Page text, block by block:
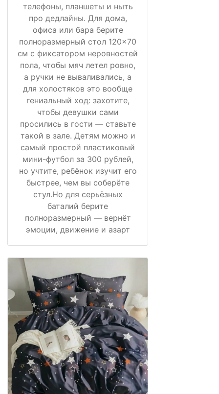
телефоны, планшеты и ныть
про дедлайны. Для дома,
офиса или бара берите
полноразмерный стол 120×70
см с фиксатором неровностей
пола, чтобы мяч летел ровно,
а ручки не вываливались, а
для холостяков это вообще
гениальный ход: захотите,
чтобы девушки сами
просились в гости — ставьте
такой в зале. Детям можно и
самый простой пластиковый
мини-футбол за 300 рублей,
но учтите, ребёнок изучит его
быстрее, чем вы соберёте
стул.Но для серьёзных
баталий берите
полноразмерный — вернёт
эмоции, движение и азарт